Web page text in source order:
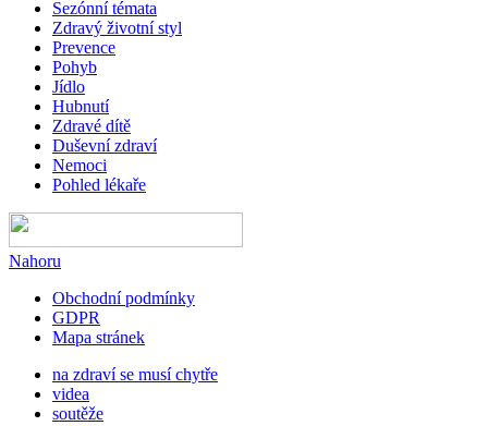
Sezónní témata
Zdravý životní styl
Prevence
Pohyb
Jídlo
Hubnutí
Zdravé dítě
Duševní zdraví
Nemoci
Pohled lékaře
Nahoru
Obchodní podmínky
GDPR
Mapa stránek
na zdraví se musí chytře
videa
soutěže